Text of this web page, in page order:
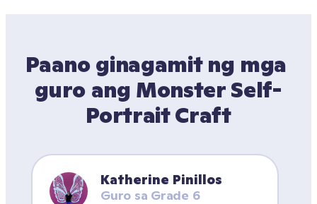
Paano ginagamit ng mga
guro ang Monster Self-
Portrait Craft
Katherine Pinillos
Guro sa Grade 6